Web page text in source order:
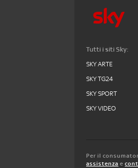
Tutti i siti Sky:
SKY ARTE
SKY TG24
SKY SPORT
SKY VIDEO
Per il
assistenza e